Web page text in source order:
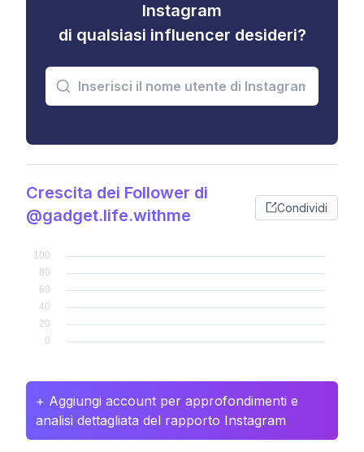
Instagram
di qualsiasi influencer desideri?
Crescita dei Follower di
@gadget.life.withme
Condividi
+ Aggiungi account per approfondimenti e
analisi dettagliata del rapporto Instagram